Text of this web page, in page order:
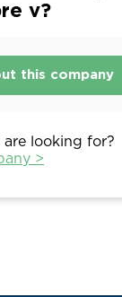
v?
this company
looking for?
>